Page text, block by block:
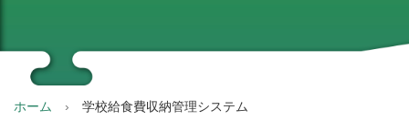
ホーム 学校給食費収納管理システム